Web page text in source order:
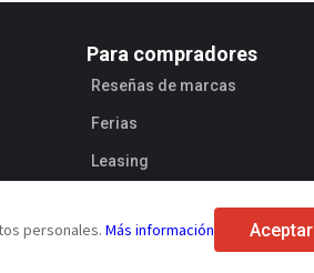
Para compradores
Reseñas de marcas
Ferias
Leasing
personales. Más información Aceptar